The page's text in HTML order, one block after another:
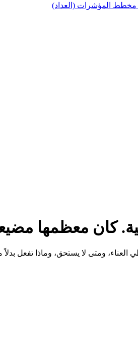
المؤشرات (العداد)
كان معظمها
ومتى لا يستحق، وماذا تفعل